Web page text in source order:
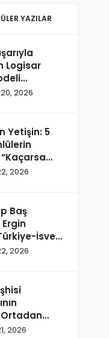
YAZILAR
Logisar
2026
Yetişin: 5
“Kaçarsa
Temalı
2026
Baş
İsveç
2026
2026